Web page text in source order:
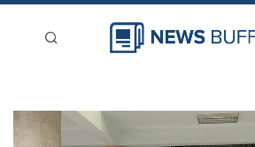
新聞稿分類